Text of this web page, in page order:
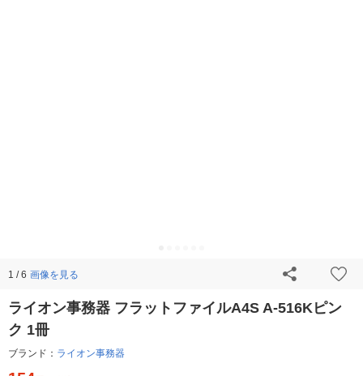
1 / 6 画像を見る
ライオン事務器 フラットファイルA4S A-516Kピン
ク 1冊
ブランド： ライオン事務器